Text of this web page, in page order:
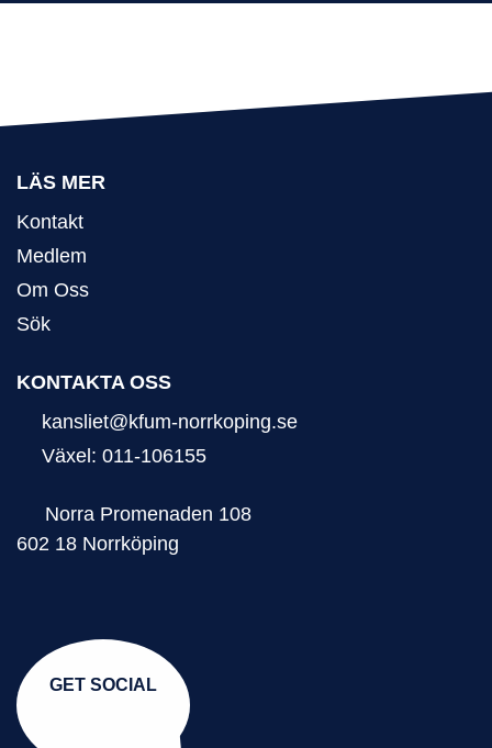
LÄS MER
Kontakt
Medlem
Om Oss
Sök
KONTAKTA OSS
kansliet@kfum-norrkoping.se
Växel: 011-106155
Norra Promenaden 108
602 18 Norrköping
GET SOCIAL